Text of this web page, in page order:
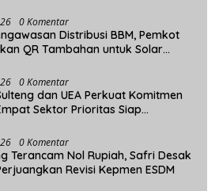
0 Komentar
Distribusi BBM, Pemkot
QR Tambahan untuk Solar
0 Komentar
dan UEA Perkuat Komitmen
Sektor Prioritas Siap
0 Komentar
Terancam Nol Rupiah, Safri Desak
Revisi Kepmen ESDM